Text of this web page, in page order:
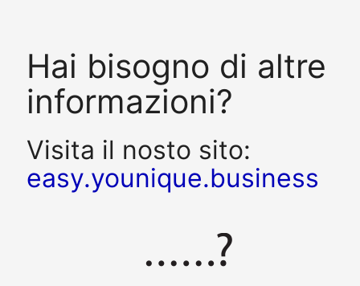
Hai bisogno di altre
informazioni?
Visita il nosto sito:
easy.younique.business